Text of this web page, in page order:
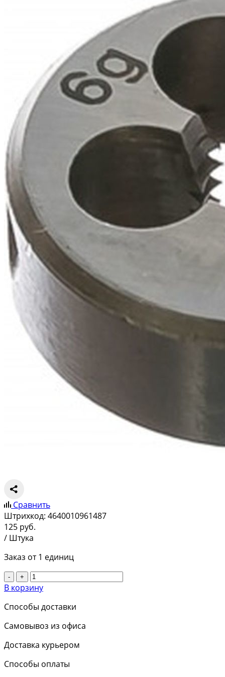
Сравнить
Штрихкод: 4640010961487
125 руб.
/ Штука
Заказ от 1 единиц
- +
В корзину
Способы доставки
Самовывоз из офиса
Доставка курьером
Способы оплаты